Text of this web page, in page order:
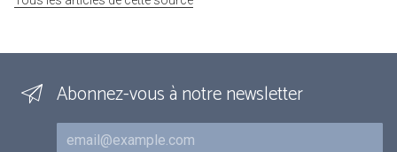
Abonnez-vous à notre newsletter
Courriel